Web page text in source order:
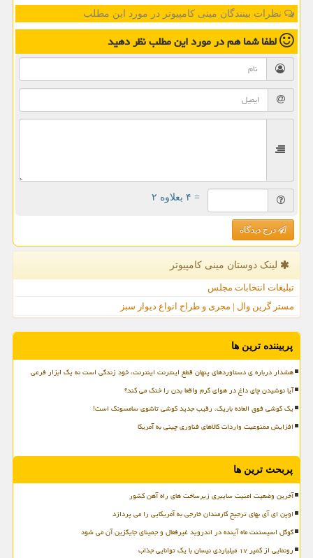
نظرات بینندگان مینی کامپیوتر در مورد این مطلب
لطفا شما همدر مورد این مطلبنظر دهید
= ۴ بعلاوه ۲
درج دیدگاه
لینک دوستان مینی كامپیوتر
تبلیغات انتخابات مجلس
مستر گرین وال | مجری و طراح انواع دیوار سبز
پربیننده ترین ها
هشدار درباره ی دستاوردهای پنهان قطع اینترنت اینترنت، خود زندگی است نه یک ابزار فرعی
آیا نوشیدن چای داغ در هوای گرم واقعا بدن را خنک می کند؟
یک گوشی فوق العاده باریک، رقیب جدید گوشی تاشوی سامسونگ است!
افزایش ممنوعیت واردات کالاهای فناوری چینی به آمریکا
پربحث ترین ها
آخرین وضعیت امنیت سایبری زیرساخت های راه آهن کشور
اوپن ای آی بهای ترجیح کارمندان خارجی به آمریکایی را می پردازد
گوگل اسیستنت ماه آینده در اندروید غیرفعال و جمینای جایگزین آن می شود
رونمایی از کمپر ۱۷ میلیاردی نیسان با یک توانایی جذاب